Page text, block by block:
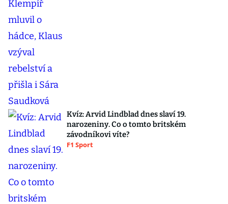
Kvíz: Arvid Lindblad dnes slaví 19.
narozeniny. Co o tomto britském
závodníkovi víte?
F1 Sport